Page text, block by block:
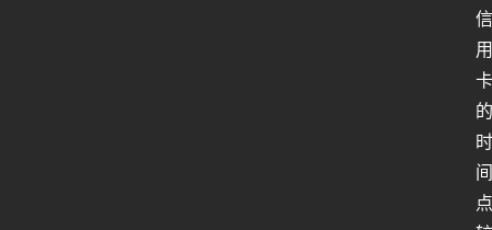
信
用
卡
的
时
间
点